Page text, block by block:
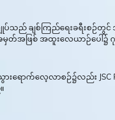
ပ်သည် ချစ်ကြည်ရေးခရီးစဉ်တွ
တ်အဖြစ် အထူးလေယာဉ်ပေါ်၌ ဂု
းရောက်လေ့လာစဉ်၌လည်း JSC